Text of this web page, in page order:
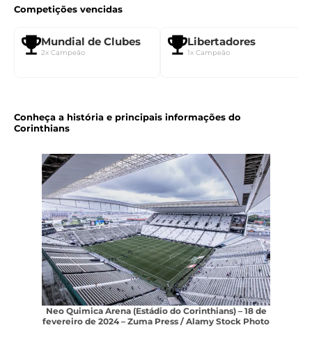
Competições vencidas
Mundial de Clubes
2x Campeão
Libertadores
1x Campeão
Conheça a história e principais informações do
Corinthians
Neo Quimica Arena (Estádio do Corinthians) – 18 de
fevereiro de 2024 – Zuma Press / Alamy Stock Photo